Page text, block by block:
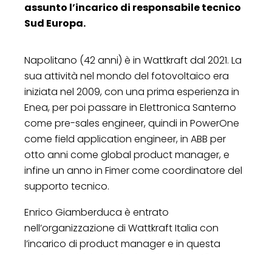
assunto l’incarico di responsabile tecnico
Sud Europa.
Napolitano (42 anni) è in Wattkraft dal 2021. La
sua attività nel mondo del fotovoltaico era
iniziata nel 2009, con una prima esperienza in
Enea, per poi passare in Elettronica Santerno
come pre-sales engineer, quindi in PowerOne
come field application engineer, in ABB per
otto anni come global product manager, e
infine un anno in Fimer come coordinatore del
supporto tecnico.
Enrico Giamberduca è entrato
nell’organizzazione di Wattkraft Italia con
l’incarico di product manager e in questa